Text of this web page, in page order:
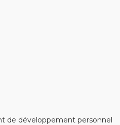
de développement personnel